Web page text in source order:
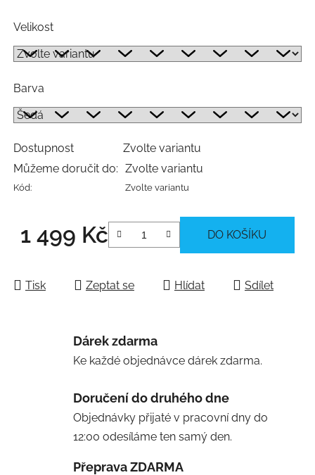
Velikost
Barva
Dostupnost
Zvolte variantu
Můžeme doručit do: Zvolte variantu
Kód: Zvolte variantu
1 499 Kč DO KOŠÍKU
Tisk Zeptat se Hlídat Sdílet
Dárek zdarma
Ke každé objednávce dárek zdarma.
Doručení do druhého dne
Objednávky přijaté v pracovní dny do
12:00 odesíláme ten samý den.
Přeprava ZDARMA